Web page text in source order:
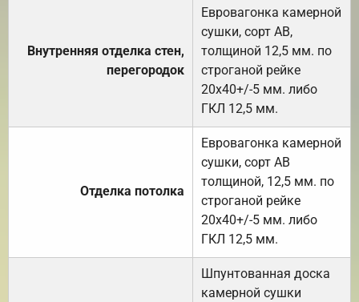
Внутренняя отделка стен,
перегородок
Евровагонка камерной
сушки, сорт АВ,
толщиной 12,5 мм. по
строганой рейке
20х40+/-5 мм. либо
ГКЛ 12,5 мм.
Отделка потолка
Евровагонка камерной
сушки, сорт АВ
толщиной, 12,5 мм. по
строганой рейке
20х40+/-5 мм. либо
ГКЛ 12,5 мм.
Шпунтованная доска
камерной сушки